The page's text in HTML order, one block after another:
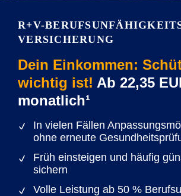
R+V-
VERSICHERUNG
Dein Einkommen:
wichtig ist! Ab 22,35
monatlich¹
In vielen Fällen
ohne erneute
Früh einsteigen und häufig
sichern
Volle Leistung ab 50 %